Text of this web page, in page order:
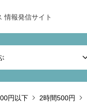
情報発信サイト
円以下 2時間500円